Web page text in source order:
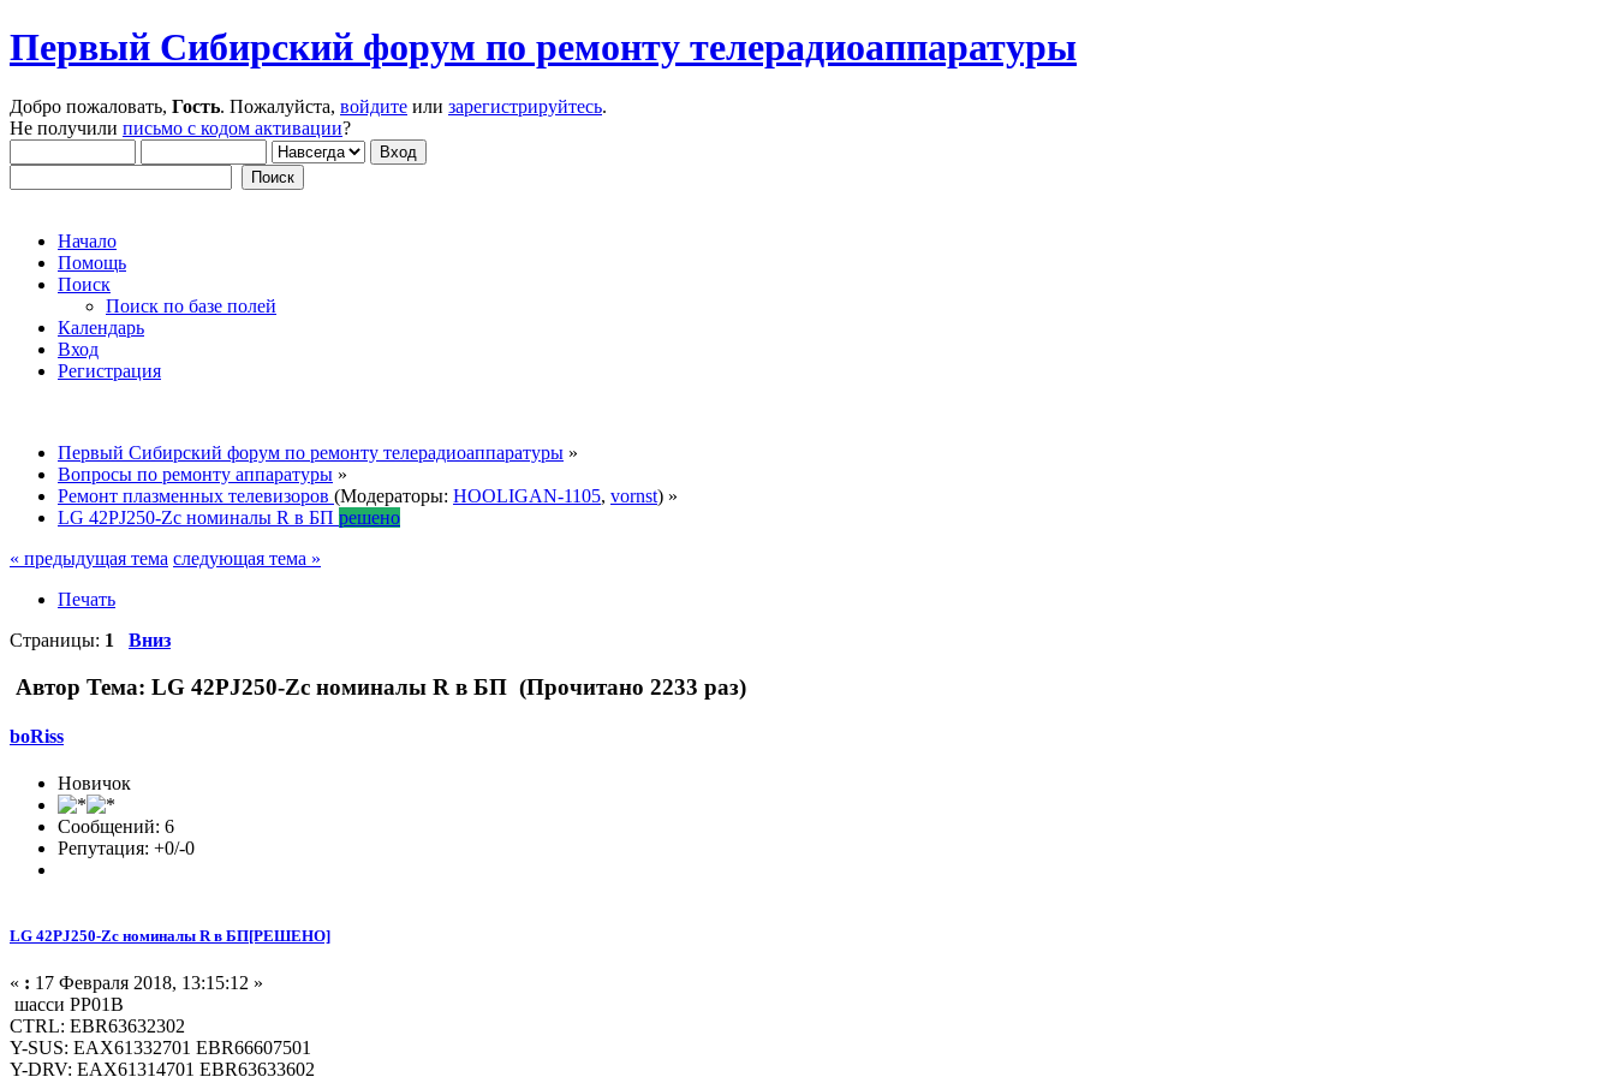
Первый Сибирский форум по ремонту телерадиоаппаратуры
Добро пожаловать, Гость. Пожалуйста, войдите или зарегистрируйтесь.
Не получили письмо с кодом активации?
Начало
Помощь
Поиск
Поиск по базе полей
Календарь
Вход
Регистрация
Первый Сибирский форум по ремонту телерадиоаппаратуры »
Вопросы по ремонту аппаратуры »
Ремонт плазменных телевизоров (Модераторы: HOOLIGAN-1105, vornst) »
LG 42PJ250-Zc номиналы R в БП решено
« предыдущая тема следующая тема »
Печать
Страницы: 1 Вниз
Автор Тема: LG 42PJ250-Zc номиналы R в БП (Прочитано 2233 раз)
boRiss
Новичок
Сообщений: 6
Репутация: +0/-0
LG 42PJ250-Zc номиналы R в БП[РЕШЕНО]
« : 17 Февраля 2018, 13:15:12 »
шасси PP01B
CTRL: EBR63632302
Y-SUS: EAX61332701 EBR66607501
Y-DRV: EAX61314701 EBR63633602